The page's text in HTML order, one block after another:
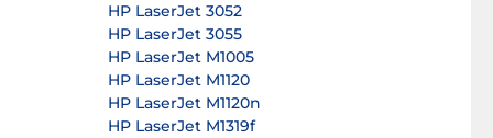
HP LaserJet 3052
HP LaserJet 3055
HP LaserJet M1005
HP LaserJet M1120
HP LaserJet M1120n
HP LaserJet M1319f